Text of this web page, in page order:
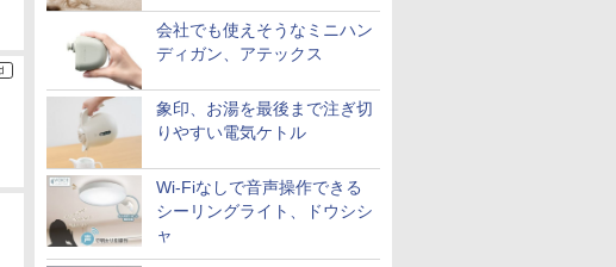
会社でも使えそうなミニハン
ディガン、アテックス
象印、お湯を最後まで注ぎ切
りやすい電気ケトル
Wi-Fiなしで音声操作できる
シーリングライト、ドウシシ
ャ